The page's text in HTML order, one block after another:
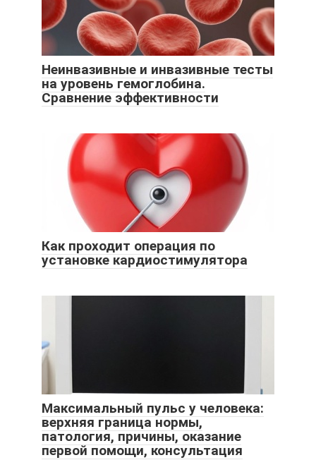
Неинвазивные и инвазивные тесты
на уровень гемоглобина.
Сравнение эффективности
Как проходит операция по
установке кардиостимулятора
Максимальный пульс у человека:
верхняя граница нормы,
патология, причины, оказание
первой помощи, консультация